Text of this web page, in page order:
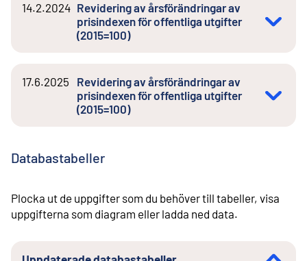
14.2.2024 Revidering av årsförändringar av
prisindexen för offentliga utgifter
(2015=100)
17.6.2025
Revidering av årsförändringar av
prisindexen för offentliga utgifter
(2015=100)
Databastabeller
Plocka ut de uppgifter som du behöver till tabeller, visa
uppgifterna som diagram eller ladda ned data.